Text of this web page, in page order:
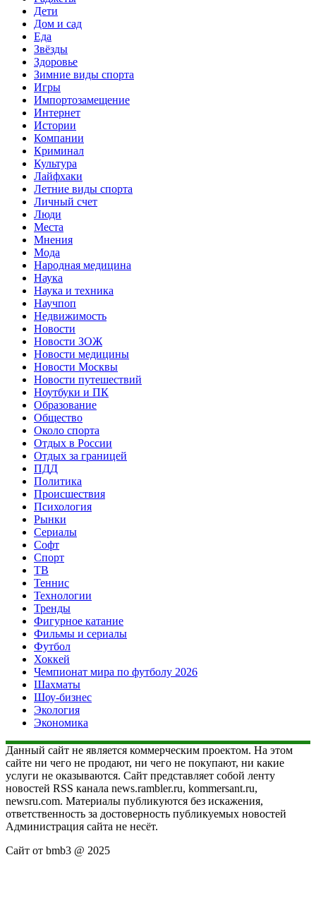
Дети
Дом и сад
Еда
Звёзды
Здоровье
Зимние виды спорта
Игры
Импортозамещение
Интернет
Истории
Компании
Криминал
Культура
Лайфхаки
Летние виды спорта
Личный счет
Люди
Места
Мнения
Мода
Народная медицина
Наука
Наука и техника
Научпоп
Недвижимость
Новости
Новости ЗОЖ
Новости медицины
Новости Москвы
Новости путешествий
Ноутбуки и ПК
Образование
Общество
Около спорта
Отдых в России
Отдых за границей
ПДД
Политика
Происшествия
Психология
Рынки
Сериалы
Софт
Спорт
ТВ
Теннис
Технологии
Тренды
Фигурное катание
Фильмы и сериалы
Футбол
Хоккей
Чемпионат мира по футболу 2026
Шахматы
Шоу-бизнес
Экология
Экономика
Данный сайт не является коммерческим проектом. На этом
сайте ни чего не продают, ни чего не покупают, ни какие
услуги не оказываются. Сайт представляет собой ленту
новостей RSS канала news.rambler.ru, kommersant.ru,
newsru.com. Материалы публикуются без искажения,
ответственность за достоверность публикуемых новостей
Администрация сайта не несёт.
Сайт от bmb3 @ 2025